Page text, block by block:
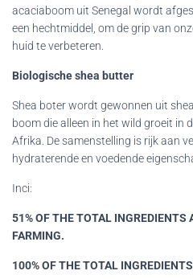
acaciaboom uit Senegal wordt
een hechtmiddel, om de grip van
huid te verbeteren.
Biologische shea butter
Shea boter wordt gewonnen uit
boom die alleen in het wild groeit in
Afrika. De samenstelling is rijk aan
hydraterende en voedende
Inci:
51% OF THE TOTAL INGREDIENTS
FARMING.
100% OF THE TOTAL